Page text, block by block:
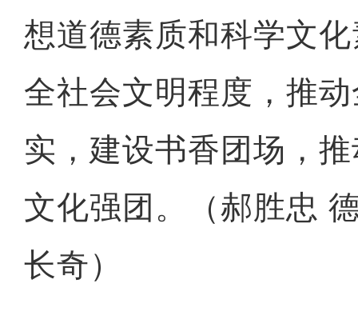
想道德素质和科学文
全社会文明程度，推
实，建设书香团场，
文化强团。（郝胜忠
长奇）